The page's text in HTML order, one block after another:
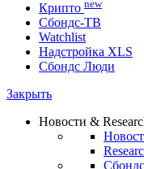
ЦФА
Best bid/ask
Золото
Крипто new
Watchlist
Сбондс Люди